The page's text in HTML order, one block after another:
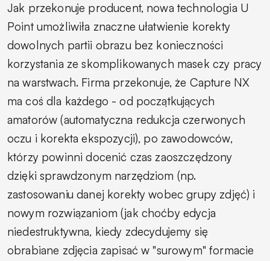
Jak przekonuje producent, nowa technologia U
Point umożliwiła znaczne ułatwienie korekty
dowolnych partii obrazu bez konieczności
korzystania ze skomplikowanych masek czy pracy
na warstwach. Firma przekonuje, że Capture NX
ma coś dla każdego - od początkujących
amatorów (automatyczna redukcja czerwonych
oczu i korekta ekspozycji), po zawodowców,
którzy powinni docenić czas zaoszczędzony
dzięki sprawdzonym narzędziom (np.
zastosowaniu danej korekty wobec grupy zdjęć) i
nowym rozwiązaniom (jak choćby edycja
niedestruktywna, kiedy zdecydujemy się
obrabiane zdjęcia zapisać w "surowym" formacie